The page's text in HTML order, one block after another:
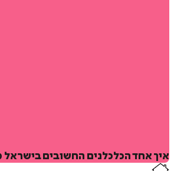
איך אחד הכלכלנים החשובים